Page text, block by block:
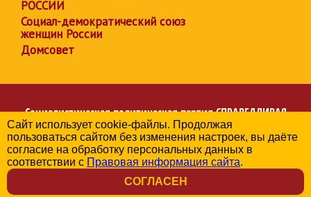
РОССИИ
Социал-демократический союз
женщин России
Домсовет
Социалистическая политическая партияСПРАВЕДЛИВАЯ
РОССИЯ
Региональное отделение партии в Республике Бурятия
© 2006-2026
Политика в отношении обработки персональных данных
Сайт использует cookie-файлы. Продолжая
пользоваться сайтом без изменения настроек, вы даёте
согласие на обработку персональных данных в
соответствии с Правовая информация сайта.
СОГЛАСЕН